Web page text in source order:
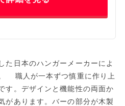
た日本のハンガーメーカーによ
職人が一本ずつ慎重に作り上
す。デザインと機能性の両面か
があります。バーの部分が木製